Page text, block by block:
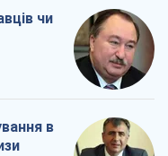
чи
в